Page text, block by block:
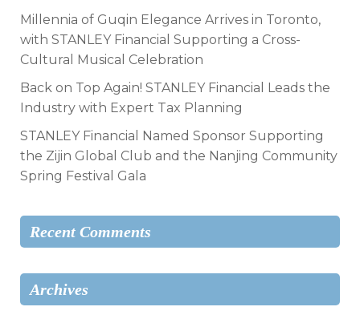
Millennia of Guqin Elegance Arrives in Toronto,
with STANLEY Financial Supporting a Cross-
Cultural Musical Celebration
Back on Top Again! STANLEY Financial Leads the
Industry with Expert Tax Planning
STANLEY Financial Named Sponsor Supporting
the Zijin Global Club and the Nanjing Community
Spring Festival Gala
Recent Comments
Archives